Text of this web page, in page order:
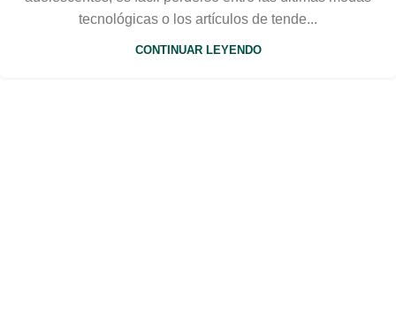
tecnológicas o los artículos de tende...
CONTINUAR LEYENDO